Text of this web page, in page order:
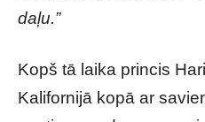
daļu.”
Kopš tā laika princis
Kalifornijā kopā ar